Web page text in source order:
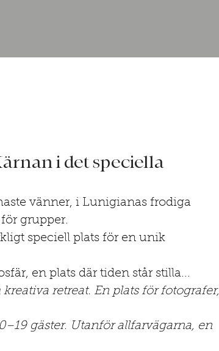
i det speciella
vänner, i Lunigianas frodiga
grupper.
speciell plats för en unik
en plats där tiden står stilla...
retreat. En plats för fotografer,
gäster. Utanför allfarvägarna, en